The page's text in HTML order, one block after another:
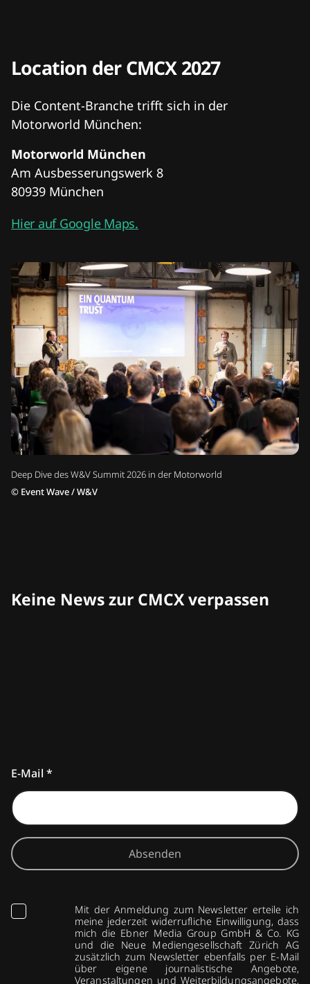
Deep Dive des W&V Summit 2026 in der Motorworld
© Event Wave / W&V
Location der CMCX 2027
Die Content-Branche trifft sich in der
Motorworld München:
Motorworld München
Am Ausbesserungswerk 8
80939 München
Hier auf Google Maps.
Keine News zur CMCX verpassen
E-Mail *
Absenden
Mit der Anmeldung zum Newsletter erteile ich
meine jederzeit widerrufliche Einwilligung, dass
mich die Ebner Media Group GmbH & Co. KG
und die Neue Mediengesellschaft Zürich AG
zusätzlich zum Newsletter ebenfalls per E-Mail
über eigene journalistische Angebote,
Veranstaltungen und Weiterbildungsangebote,